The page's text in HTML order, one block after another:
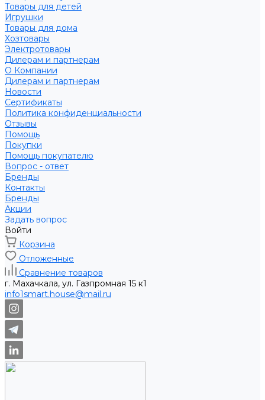
Товары для детей
Игрушки
Товары для дома
Хозтовары
Электротовары
Дилерам и партнерам
О Компании
Дилерам и партнерам
Новости
Сертификаты
Политика конфиденциальности
Отзывы
Помощь
Покупки
Помощь покупателю
Вопрос - ответ
Бренды
Контакты
Бренды
Акции
Задать вопрос
Войти
Корзина
Отложенные
Сравнение товаров
г. Махачкала, ул. Газпромная 15 к1
info1smart.house@mail.ru